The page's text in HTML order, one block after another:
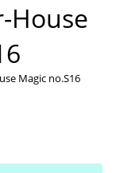
House
Magic no.S16